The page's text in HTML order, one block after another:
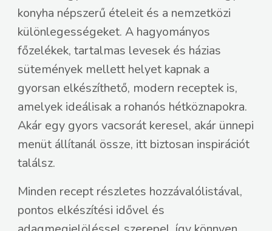
konyha népszerű ételeit és a nemzetközi
különlegességeket. A hagyományos
főzelékek, tartalmas levesek és házias
sütemények mellett helyet kapnak a
gyorsan elkészíthető, modern receptek is,
amelyek ideálisak a rohanós hétköznapokra.
Akár egy gyors vacsorát keresel, akár ünnepi
menüt állítanál össze, itt biztosan inspirációt
találsz.
Minden recept részletes hozzávalólistával,
pontos elkészítési idővel és